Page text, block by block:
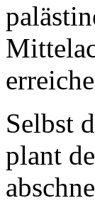
Selbst
plant